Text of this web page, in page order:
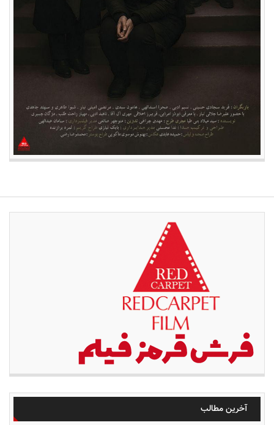
آخرین مطالب